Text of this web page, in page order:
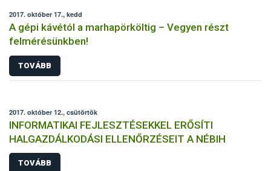
2017. október 17., kedd
A gépi kávétól a marhapörköltig – Vegyen részt
felmérésünkben!
TOVÁBB
2017. október 12., csütörtök
INFORMATIKAI FEJLESZTÉSEKKEL ERŐSÍTI
HALGAZDÁLKODÁSI ELLENŐRZÉSEIT A NÉBIH
TOVÁBB